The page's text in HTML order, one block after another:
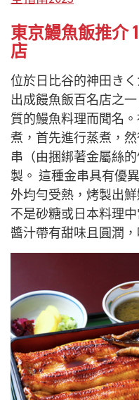
東京鰻魚飯推介
店
位於日比谷的神田き
出成饅魚飯百名店之
質的鰻魚料理而聞名
煮，首先進行蒸煮，
串（由捆綁著金屬絲
製。 這種金串具有優
外均勻受熱，烤製出
不是砂糖或日本料理
醬汁帶有甜味且圓潤